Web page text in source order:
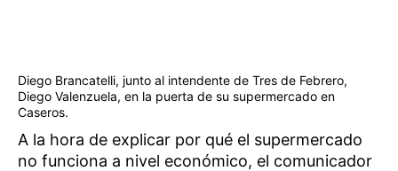
Diego Brancatelli, junto al intendente de Tres de Febrero,
Diego Valenzuela, en la puerta de su supermercado en
Caseros.
A la hora de explicar por qué el supermercado
no funciona a nivel económico, el comunicador